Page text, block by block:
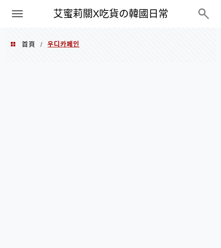
艾蜜莉關X吃貨の韓國日常
PXN
首頁 / 우디카페인